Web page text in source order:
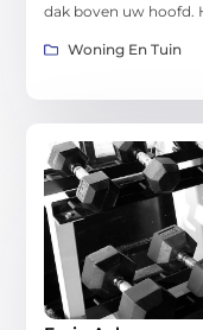
dak boven uw hoofd.
Woning En Tuin